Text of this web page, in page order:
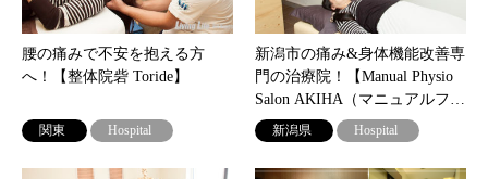
腰の痛みで不安を抱える方
へ！【整体院砦 Toride】
関東 Hospital
新潟市の痛み&身体機能改善専
門の治療院！【Manual Physio
Salon AKIHA（マニュアルフ…
新潟県 Hospital